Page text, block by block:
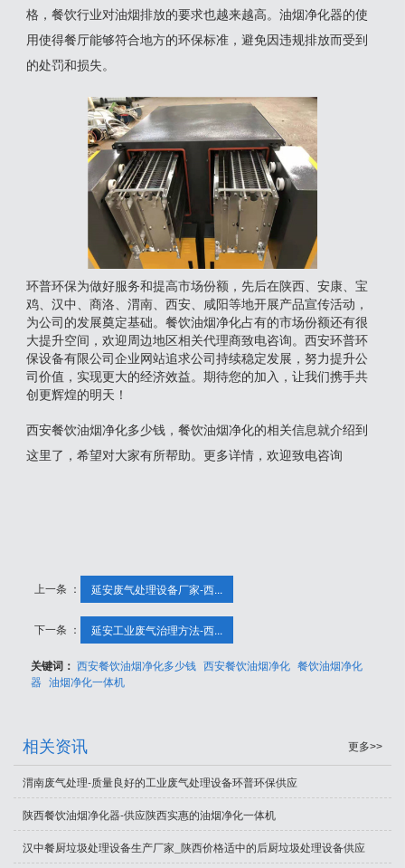
格，餐饮行业对油烟排放的要求也越来越高。油烟净化器的使
用使得餐厅能够符合地方的环保标准，避免因违规排放而受到
的处罚和损失‌。
环普环保为做好服务和提高市场份额，先后在陕西、安康、宝
鸡、汉中、商洛、渭南、西安、咸阳等地开展产品宣传活动，
为公司的发展奠定基础。餐饮油烟净化占有的市场份额还有很
大提升空间，欢迎周边地区相关代理商致电咨询。西安环普环
保设备有限公司企业网站追求公司持续稳定发展，努力提升公
司价值，实现更大的经济效益。期待您的加入，让我们携手共
创更辉煌的明天！
西安餐饮油烟净化多少钱，餐饮油烟净化的相关信息就介绍到
这里了，希望对大家有所帮助。更多详情，欢迎致电咨询
上一条 ： 延安废气处理设备厂家-西...
下一条 ： 延安工业废气治理方法-西...
关键词：西安餐饮油烟净化多少钱 西安餐饮油烟净化 餐饮油烟净化
器 油烟净化一体机
相关资讯 更多>>
渭南废气处理-质量良好的工业废气处理设备环普环保供应
陕西餐饮油烟净化器-供应陕西实惠的油烟净化一体机
汉中餐厨垃圾处理设备生产厂家_陕西价格适中的后厨垃圾处理设备供应